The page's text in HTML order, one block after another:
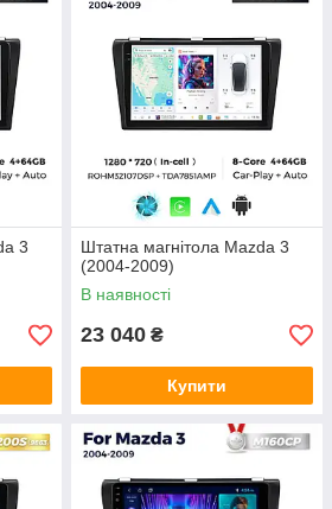
3
Штатна магнітола Mazda 3
(2004-2009)
В наявності
23 040 ₴
Купити